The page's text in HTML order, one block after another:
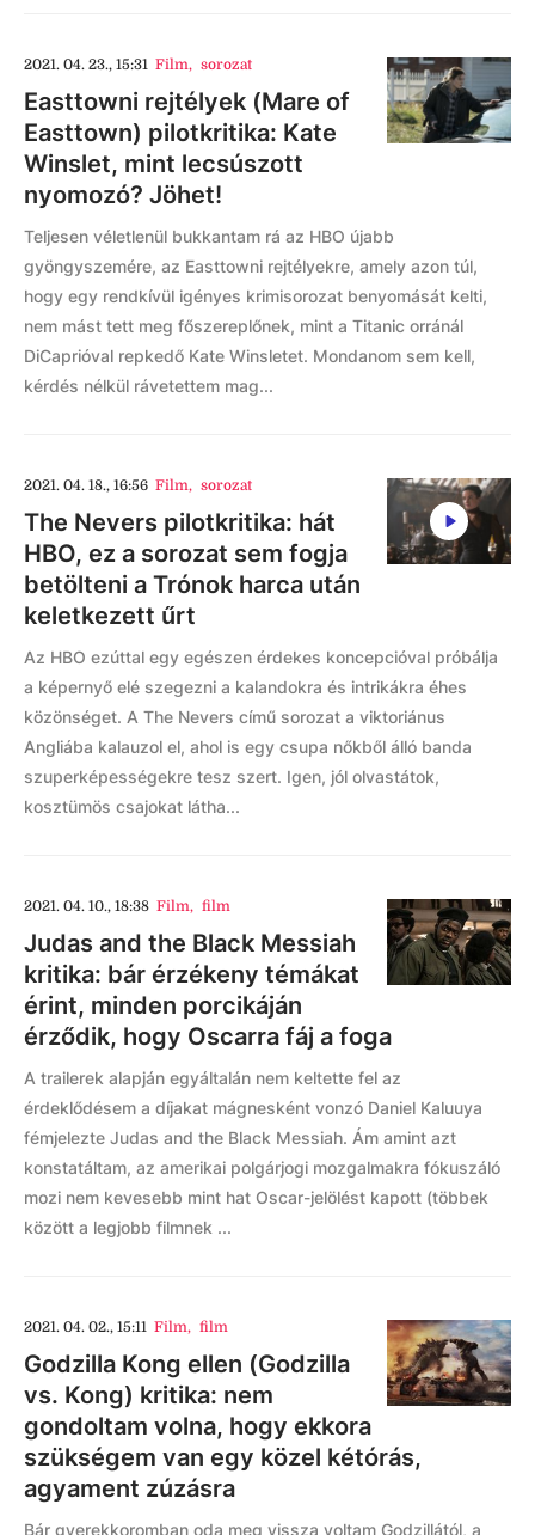
2021. 04. 23., 15:31 Film, sorozat
Easttowni rejtélyek (Mare of
Easttown) pilotkritika: Kate
Winslet, mint lecsúszott
nyomozó? Jöhet!
Teljesen véletlenül bukkantam rá az HBO újabb
gyöngyszemére, az Easttowni rejtélyekre, amely azon túl,
hogy egy rendkívül igényes krimisorozat benyomását kelti,
nem mást tett meg főszereplőnek, mint a Titanic orránál
DiCaprióval repkedő Kate Winsletet. Mondanom sem kell,
kérdés nélkül rávetettem mag...
2021. 04. 18., 16:56 Film, sorozat
The Nevers pilotkritika: hát
HBO, ez a sorozat sem fogja
betölteni a Trónok harca után
keletkezett űrt
Az HBO ezúttal egy egészen érdekes koncepcióval próbálja
a képernyő elé szegezni a kalandokra és intrikákra éhes
közönséget. A The Nevers című sorozat a viktoriánus
Angliába kalauzol el, ahol is egy csupa nőkből álló banda
szuperképességekre tesz szert. Igen, jól olvastátok,
kosztümös csajokat látha...
2021. 04. 10., 18:38 Film, film
Judas and the Black Messiah
kritika: bár érzékeny témákat
érint, minden porcikáján
érződik, hogy Oscarra fáj a foga
A trailerek alapján egyáltalán nem keltette fel az
érdeklődésem a díjakat mágnesként vonzó Daniel Kaluuya
fémjelezte Judas and the Black Messiah. Ám amint azt
konstatáltam, az amerikai polgárjogi mozgalmakra fókuszáló
mozi nem kevesebb mint hat Oscar-jelölést kapott (többek
között a legjobb filmnek ...
2021. 04. 02., 15:11 Film, film
Godzilla Kong ellen (Godzilla
vs. Kong) kritika: nem
gondoltam volna, hogy ekkora
szükségem van egy közel kétórás,
agyament zúzásra
Bár gyerekkoromban oda meg vissza voltam Godzillától, a